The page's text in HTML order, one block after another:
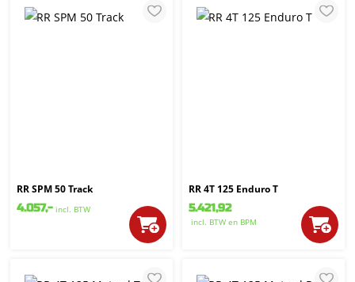
RR SPM 50 Track
4.057,- incl. BTW
RR 4T 125 Enduro T
5.421,92
incl. BTW en BPM